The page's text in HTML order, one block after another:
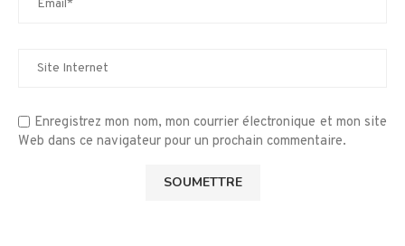
Enregistrez mon nom, mon courrier électronique et mon site
Web dans ce navigateur pour un prochain commentaire.